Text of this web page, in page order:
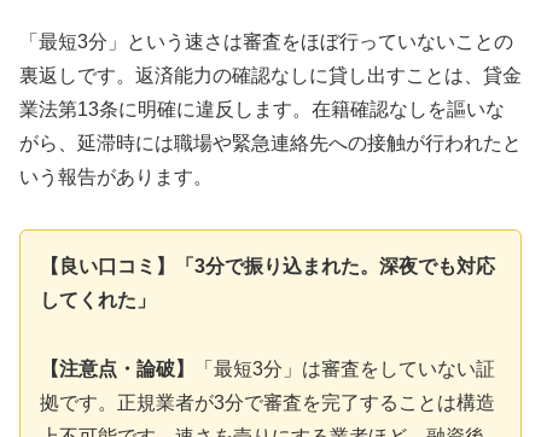
「最短3分」という速さは審査をほぼ行っていないことの
裏返しです。返済能力の確認なしに貸し出すことは、貸金
業法第13条に明確に違反します。在籍確認なしを謳いな
がら、延滞時には職場や緊急連絡先への接触が行われたと
いう報告があります。
【良い口コミ】「3分で振り込まれた。深夜でも対応
してくれた」
【注意点・論破】
「最短3分」は審査をしていない証
拠です。正規業者が3分で審査を完了することは構造